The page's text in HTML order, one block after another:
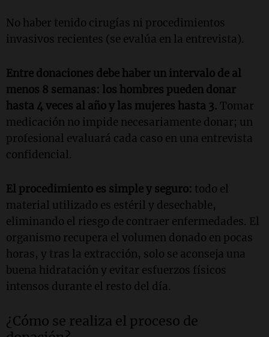
No haber tenido cirugías ni procedimientos
invasivos recientes (se evalúa en la entrevista).
Entre donaciones debe haber un intervalo de al
menos 8 semanas: los hombres pueden donar
hasta 4 veces al año y las mujeres hasta 3. Tomar
medicación no impide necesariamente donar; un
profesional evaluará cada caso en una entrevista
confidencial.
El procedimiento es simple y seguro: todo el
material utilizado es estéril y desechable,
eliminando el riesgo de contraer enfermedades. El
organismo recupera el volumen donado en pocas
horas, y tras la extracción, solo se aconseja una
buena hidratación y evitar esfuerzos físicos
intensos durante el resto del día.
¿Cómo se realiza el proceso de